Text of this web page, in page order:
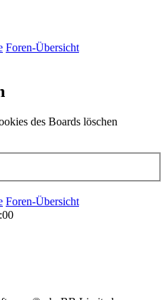
Foren-Übersicht
des Boards löschen
Foren-Übersicht